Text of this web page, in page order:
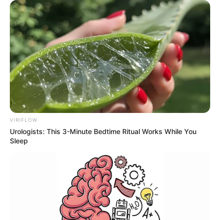
Kristen Bell, „Nobody Wants This” (Netflix)
Quinta Brunson, „Abbott Elementary” (ABC)
Ayo Edebiri, „The Bear” (FX)
Selena Gomez, „Only Murders in the Building” (Hulu)
Kathryn Hahn, „Agatha All Along” (Disney+)
Jean Smart, „Hacks” (HBO/Max)
Aktor w miniserialu albo filmie telewizyjny
Colin Farrell, „The Penguin” (HBO | Max)
Richard Gadd, „Baby Reindeer” (Netflix)
Cooper Koch, „Monsters: The Lyle and Erik Menendez
Ewan McGregor, „A Gentleman in Moscow”
Andrew Scott, „Ripley” (Netflix)
Aktorka w miniserialu albo filmie telewizyjnym
Cate Blanchett, „Disclaimer” (Apple TV+)
VIRIFLOW
Urologists: This 3-Minute Bedtime Ritual Works While You
Sleep